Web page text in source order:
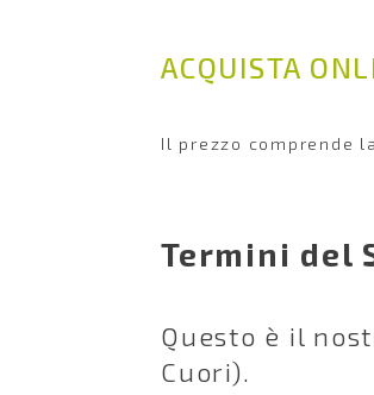
ACQUISTA
Il prezzo comprende
Termini del
Questo è il
Cuori).